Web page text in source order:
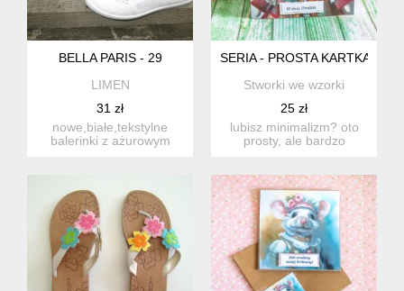
BELLA PARIS - 29
LIMEN
31 zł
nowe,białe,tekstylne
balerinki z ażurowym
SERIA - PROSTA KARTKA I
Stworki we wzorki
25 zł
lubisz minimalizm? oto
prosty, ale bardzo